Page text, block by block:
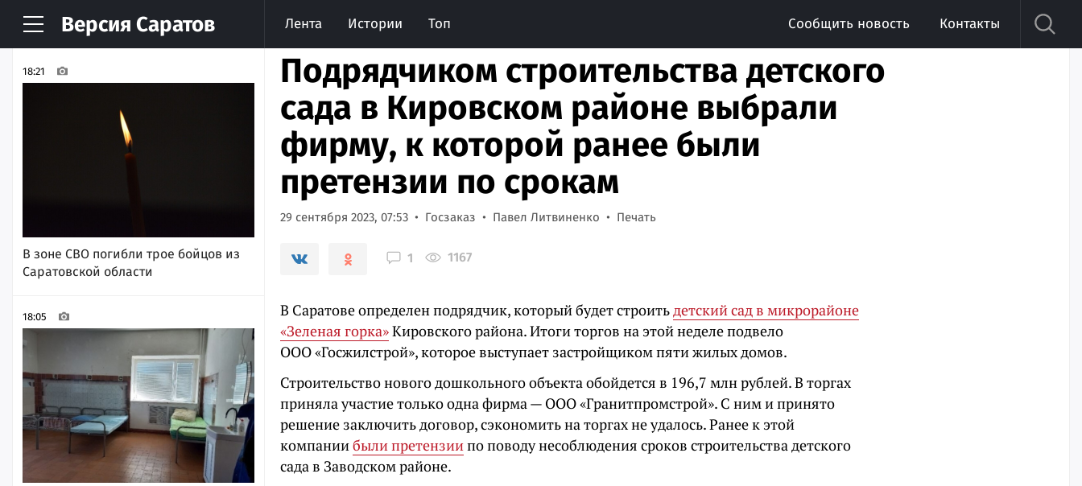
Версия Саратов Лента Истории Топ Сообщить новость Контакты
НОВОСТИ АРХИВ
18:21
В зоне СВО погибли трое бойцов из
Саратовской области
18:05
Подрядчиком строительства детского
сада в Кировском районе выбрали
фирму, к которой ранее были
претензии по срокам
29 сентября 2023, 07:53 Госзаказ Павел Литвиненко Печать
1 1167
В Саратове определен подрядчик, который будет строитьдетский сад в микрорайоне
«Зеленая горка»Кировского района. Итоги торгов на этой неделе подвело
ООО «Госжилстрой», которое выступает застройщиком пяти жилых домов.
Строительство нового дошкольного объекта обойдется в 196,7 млн рублей. В торгах
приняла участие только одна фирма — ООО «Гранитпромстрой». С ним и принято
решение заключить договор, сэкономить на торгах не удалось. Ранее к этой
компаниибыли претензиипо поводу несоблюдения сроков строительства детского
сада в Заводском районе.